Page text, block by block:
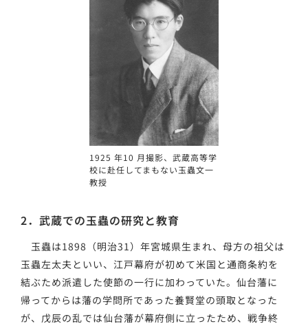
1925 年10 月撮影、武蔵高等学
校に赴任してまもない玉蟲文一
教授
2．武蔵での玉蟲の研究と教育
玉蟲は1898（明治31）年宮城県生まれ、母方の祖父は
玉蟲左太夫といい、江戸幕府が初めて米国と通商条約を
結ぶため派遣した使節の一行に加わっていた。仙台藩に
帰ってからは藩の学問所であった養賢堂の頭取となった
が、戊辰の乱では仙台藩が幕府側に立ったため、戦争終